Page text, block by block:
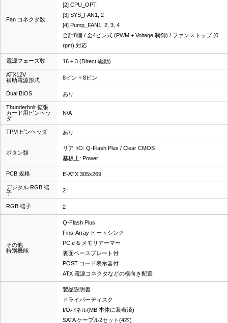
Fan コネクタ数
[2] CPU_OPT
[3] SYS_FAN1, 2
[4] Pump_FAN1, 2, 3, 4
合計8個 / 全4ピン式 (PWM + Voltage 制御) / ファンストップ (0
rpm) 対応
電源フェーズ数 16 + 3 (Direct 駆動)
ATX12V
補助電源形式
8ピン + 8ピン
Dual BIOS あり
Thunderbolt 拡張
カード用ピンヘッ
ダ
N/A
TPM ピンヘッダ あり
ボタン類
リア I/O: Q-Flash Plus / Clear CMOS
基板上: Power
PCB 規格 E-ATX 305x269
デジタル RGB 端
子
2
RGB 端子 2
その他
特別機能
Q-Flash Plus
Fins-Array ヒートシンク
PCIe & メモリアーマー
裏面ベースプレート付
POST コード表示器付
ATX 電源コネクタなどの横向き配置
製品説明書
ドライバーディスク
I/Oパネル(MB 本体に装着済)
SATA ケーブル2セット(4本)